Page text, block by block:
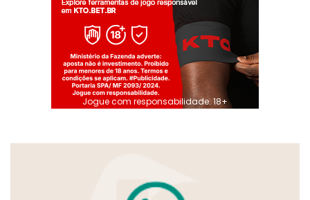
Jogue com responsabilidade. 18+